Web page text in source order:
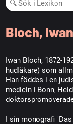
Bloch, Iwan
Iwan Bloch, 1872-
hudläkare) som
Han föddes i en
medicin i Bonn,
I sin monografi